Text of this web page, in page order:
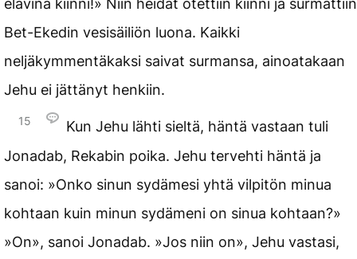
elävinä kiinni!» Niin heidät otettiin kiinni ja surmattiin
Bet-Ekedin vesisäiliön luona. Kaikki
neljäkymmentäkaksi saivat surmansa, ainoatakaan
Jehu ei jättänyt henkiin.
15
Kun Jehu lähti sieltä, häntä vastaan tuli
Jonadab, Rekabin poika. Jehu tervehti häntä ja
sanoi: »Onko sinun sydämesi yhtä vilpitön minua
kohtaan kuin minun sydämeni on sinua kohtaan?»
»On», sanoi Jonadab. »Jos niin on», Jehu vastasi,